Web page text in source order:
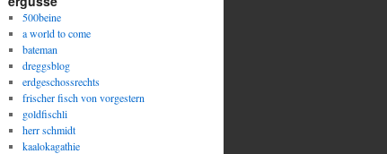
500beine
a world to come
bateman
dreggsblog
erdgeschossrechts
frischer fisch von vorgestern
goldfischli
herr schmidt
kaalokagathie